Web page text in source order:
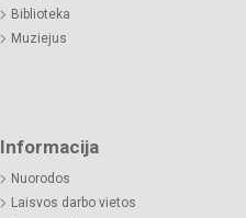
Biblioteka
Muziejus
Informacija
Nuorodos
Laisvos darbo vietos